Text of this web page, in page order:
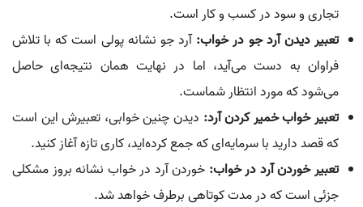
تجاری و سود در کسب و کار است.
تعبیر دیدن آرد جو در خواب:آرد جو نشانه پولی است که با تلاش
فراوان به دست می‌آید، اما در نهایت همان نتیجه‌ای حاصل
می‌شود که مورد انتظار شماست.
تعبیر خواب خمیر کردن آرد: دیدن چنین خوابی، تعبیرش این است
که قصد دارید با سرمایه‌ای که جمع کرده‌اید، کاری تازه آغاز کنید.
تعبیر خوردن آرد در خواب: خوردن آرد در خواب نشانه بروز مشکلی
جزئی است که در مدت کوتاهی برطرف خواهد شد.